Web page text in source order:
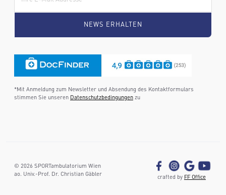
*Mit Anmeldung zum Newsletter und Absendung des Kontaktformulars
stimmen Sie unseren Datenschutzbedingungen zu
© 2026 SPORTambulatorium Wien
ao. Univ.-Prof. Dr. Christian Gäbler
crafted by FF Office